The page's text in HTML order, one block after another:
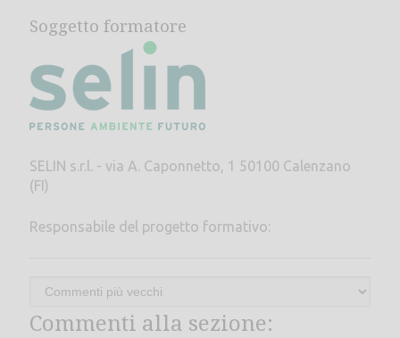
Soggetto formatore
SELIN s.r.l. - via A. Caponnetto, 1 50100 Calenzano
(FI)
Responsabile del progetto formativo:
Commenti alla sezione: